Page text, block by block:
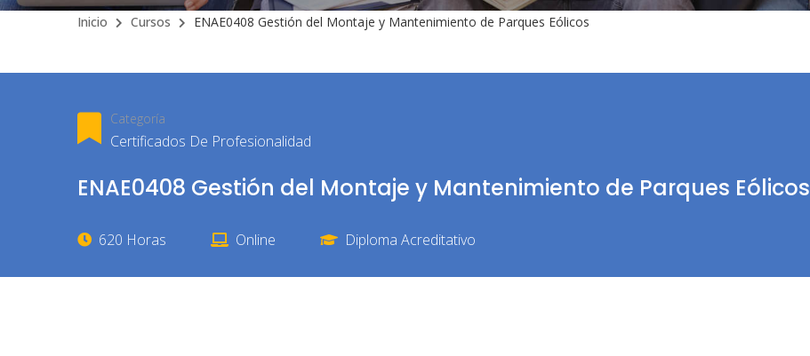
Inicio Cursos ENAE0408 Gestión del Montaje y Mantenimiento de Parques Eólicos
Categoría
Certificados De Profesionalidad
ENAE0408 Gestión del Montaje y Mantenimiento de Parques Eólicos
620 Horas Online Diploma Acreditativo